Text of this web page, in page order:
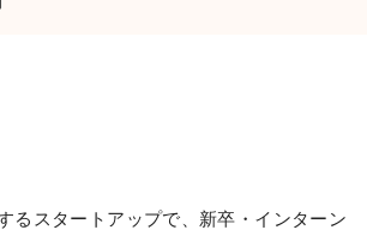
るスタートアップで、新卒・インターン